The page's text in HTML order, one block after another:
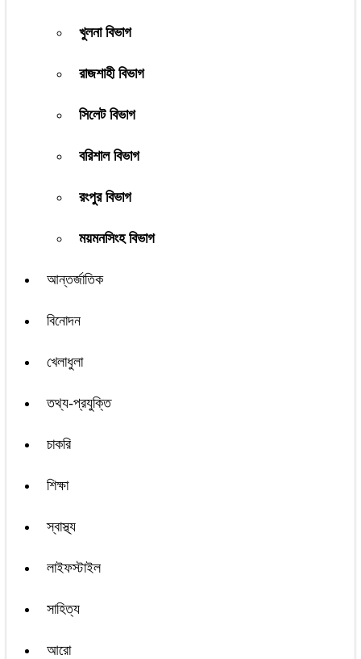
খুলনা বিভাগ
রাজশাহী বিভাগ
সিলেট বিভাগ
বরিশাল বিভাগ
রংপুর বিভাগ
ময়মনসিংহ বিভাগ
আন্তর্জাতিক
বিনোদন
খেলাধুলা
তথ্য-প্রযুক্তি
চাকরি
শিক্ষা
স্বাস্থ্য
লাইফস্টাইল
সাহিত্য
আরো